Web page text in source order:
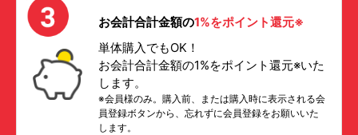
お会計合計金額の1%をポイント還元※
単体購入でもOK！
お会計合計金額の1%をポイント還元※いた
します。
※会員様のみ。購入前、または購入時に表示される会
員登録ボタンから、忘れずに会員登録をお願いいた
します。